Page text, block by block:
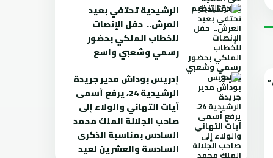
الرشيدية تحتفي بعيد
العرش.. حفل الإنصات
للخطاب الملكي بحضور
رسمي وشعبي واسع
إدريس بوداش مدير جريدة
الرشيدية 24، يرفع أسمى
آيات التهاني والولاء إلى
صاحب الجلالة الملك محمد
السادس بمناسبة الذكرى
السادسة والعشرين لعيد